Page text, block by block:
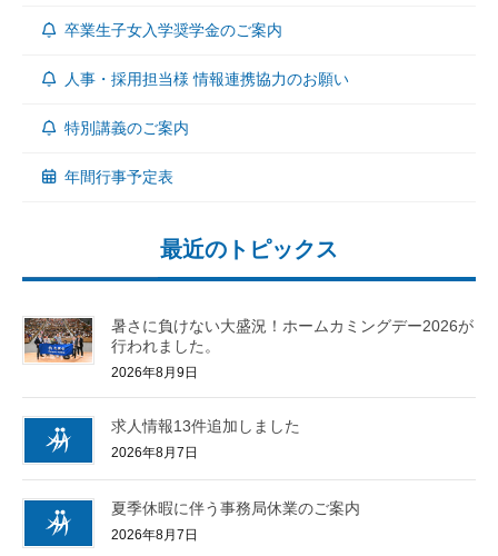
卒業生子女入学奨学金のご案内
人事・採用担当様 情報連携協力のお願い
特別講義のご案内
年間行事予定表
最近のトピックス
暑さに負けない大盛況！ホームカミングデー2026が
行われました。
2026年8月9日
求人情報13件追加しました
2026年8月7日
夏季休暇に伴う事務局休業のご案内
2026年8月7日